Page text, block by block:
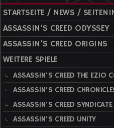
STARTSEITE / NEWS /
ASSASSIN'S CREED ODYSSEY
ASSASSIN'S CREED ORIGINS
WEITERE SPIELE
ASSASSIN'S CREED THE EZIO
ASSASSIN'S CREED
ASSASSIN'S CREED SYNDICATE
ASSASSIN'S CREED UNITY